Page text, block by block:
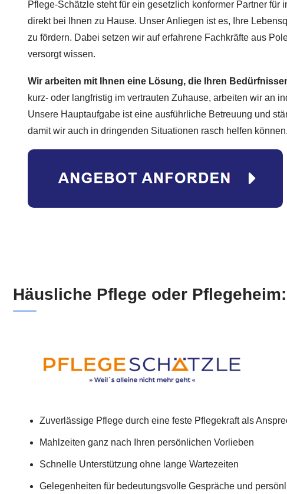
Pflege-Schätzle steht für ein gesetzlich konformer Partner für
direkt bei Ihnen zu Hause. Unser Anliegen ist es, Ihre
zu fördern. Dabei setzen wir auf erfahrene Fachkräfte aus
versorgt wissen.
Wir arbeiten mit Ihnen eine Lösung, die Ihren
kurz- oder langfristig im vertrauten Zuhause, arbeiten wir an
Unsere Hauptaufgabe ist eine ausführliche Betreuung und
damit wir auch in dringenden Situationen rasch helfen können.
Häusliche Pflege oder
Zuverlässige Pflege durch eine feste Pflegekraft als
Mahlzeiten ganz nach Ihren persönlichen Vorlieben
Schnelle Unterstützung ohne lange Wartezeiten
Gelegenheiten für bedeutungsvolle Gespräche und